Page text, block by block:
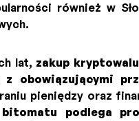
również w
lat, zakup
obowiązującymi
pieniędzy oraz
podlega